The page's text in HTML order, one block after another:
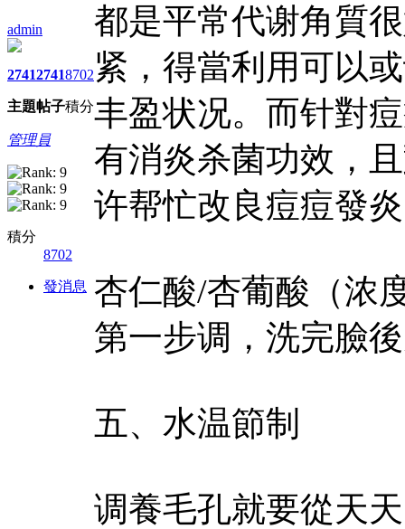
admin
2741
主題
2741
帖子
8702
積分
管理員
積分
8702
發消息
都是平常代谢角質
紧，得當利用可以
丰盈状况。而针對
有消炎杀菌功效，
许帮忙改良痘痘發
杏仁酸/杏葡酸（浓
第一步调，洗完臉
五、水温節制
调養毛孔就要從天